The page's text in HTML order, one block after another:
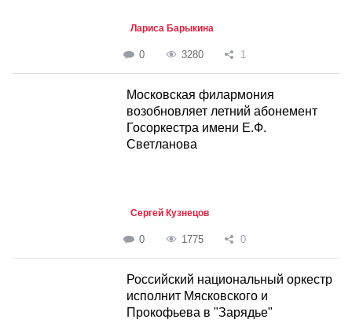
Лариса Барыкина
0 3280 1
Московская филармония
возобновляет летний абонемент
Госоркестра имени Е.Ф.
Светланова
Сергей Кузнецов
0 1775 0
Российский национальный оркестр
исполнит Мясковского и
Прокофьева в "Зарядье"